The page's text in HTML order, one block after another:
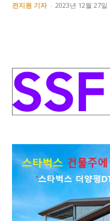
전지원 기자 - 2023년 12월 27일